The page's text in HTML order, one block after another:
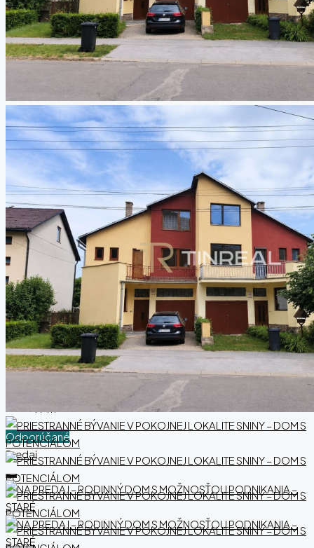
PRIESTRANNÉ
BÝVANIE V POKOJNEJ
LOKALITE SNINY –
DOM S POTENCIÁLOM
133,000€
Odporúčané
Predaj